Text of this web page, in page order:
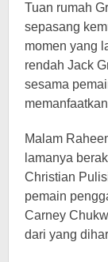
Tuan rumah
sepasang
momen yang
rendah Jack
sesama
Malam
lamanya
Christian
pemain
Carney
dari yang